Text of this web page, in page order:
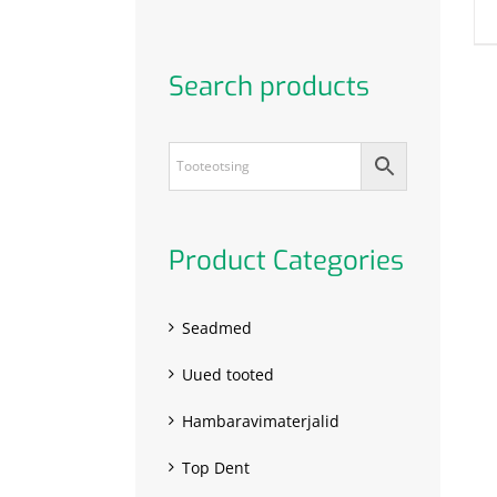
Search products
Product Categories
Seadmed
Uued tooted
Hambaravimaterjalid
Top Dent